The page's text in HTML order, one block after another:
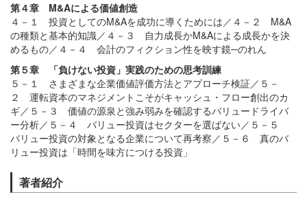
第４章 M&Aによる価値創造
４－１ 投資としてのM&Aを成功に導くためには／４－２ M&A
の種類と基本的知識／４－３ 自力成長かM&Aによる成長かを決
めるもの／４－４ 会計のフィクション性を映す鏡─のれん
第５章 「負けない投資」実践のための思考訓練
５－１ さまざまな企業価値評価方法とアプローチ検証／５－
２ 運転資本のマネジメントこそがキャッシュ・フロー創出のカ
ギ／５－３ 価値の源泉と強み弱みを確認するバリュードライバ
ー分析／５－４ バリュー投資はセクターを選ばない／５－５
バリュー投資の対象となる企業について再考察／５－６ 真のバ
リュー投資は「時間を味方につける投資」
著者紹介